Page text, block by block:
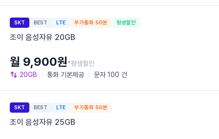
SKT BEST LTE 부가통화 50분 평생할인
조이 음성자유 20GB
20GB 통화 기본제공 문자 100 건
월 9,900원*평생할인
SKT BEST LTE 부가통화 50분
조이 음성자유 25GB